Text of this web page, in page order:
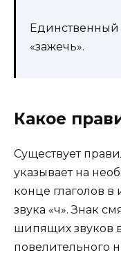
Единственный
«зажечь».
Какое
Существует
указывает на
конце глаголов
звука «ч». Знак
шипящих звуков
повелительного